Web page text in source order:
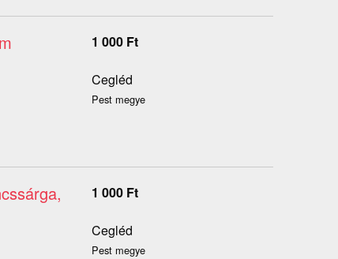
1 000 Ft
Cegléd
Pest megye
1 000 Ft
Cegléd
Pest megye